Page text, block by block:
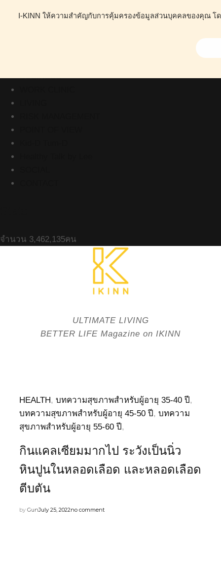
I-KINN ให้ความสำคัญกับการคุ้มครองข้อมูลส่วนบุคคลของคุณ โ
BUSINESS
จำนวน 3,462,135คน
ULTIMATE LIVING
BETTER LIFE Magazine on IKINN
HEALTH, บทความสุขภาพสำหรับผู้อายุ 35-40 ปี,
บทความสุขภาพสำหรับผู้อายุ 45-50 ปี, บทความ
สุขภาพสำหรับผู้อายุ 55-60 ปี,
กินแคลเซียมมากไป ระวังเป็นนิ่ว
หินปูนในหลอดเลือด และหลอดเลือด
ตีบตัน
by GunJuly 25, 2022no comment